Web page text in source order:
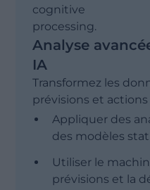
Analyse
IA
Transformez les
prévisions et
Appliquer des
des modèles
Utiliser le
prévisions et la